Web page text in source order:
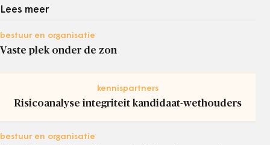
Lees meer
bestuur en organisatie
Vaste plek onder de zon
kennispartners
Risicoanalyse integriteit kandidaat-wethouders
bestuur en organisatie